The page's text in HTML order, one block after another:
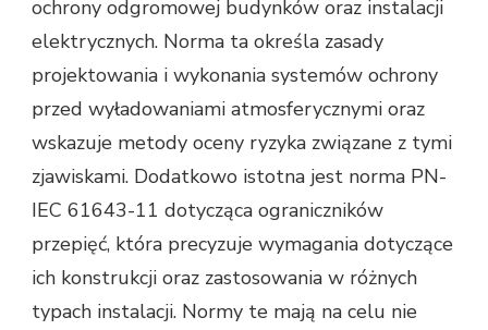
ochrony odgromowej budynków oraz instalacji
elektrycznych. Norma ta określa zasady
projektowania i wykonania systemów ochrony
przed wyładowaniami atmosferycznymi oraz
wskazuje metody oceny ryzyka związane z tymi
zjawiskami. Dodatkowo istotna jest norma PN-
IEC 61643-11 dotycząca ograniczników
przepięć, która precyzuje wymagania dotyczące
ich konstrukcji oraz zastosowania w różnych
typach instalacji. Normy te mają na celu nie